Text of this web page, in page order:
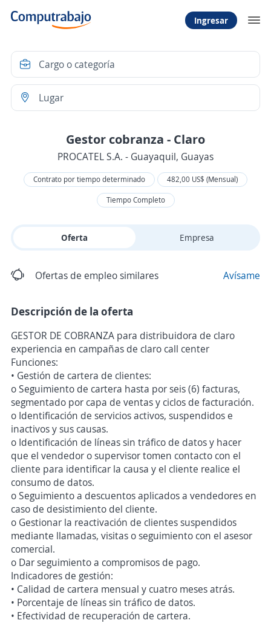
Ingresar
Gestor cobranza - Claro
PROCATEL S.A. - Guayaquil, Guayas
Contrato por tiempo determinado
482,00 US$ (Mensual)
Tiempo Completo
Oferta Empresa
Ofertas de empleo similares Avísame
Descripción de la oferta
GESTOR DE COBRANZA para distribuidora de claro
experiencia en campañas de claro call center
Funciones:
• Gestión de cartera de clientes:
o Seguimiento de cartera hasta por seis (6) facturas,
segmentado por capa de ventas y ciclos de facturación.
o Identificación de servicios activos, suspendidos e
inactivos y sus causas.
o Identificación de líneas sin tráfico de datos y hacer
que el vendedor o supervisor tomen contacto con el
cliente para identificar la causa y el cliente realice el
consumo de datos.
o Seguimiento a descuentos aplicados a vendedores en
caso de desistimiento del cliente.
o Gestionar la reactivación de clientes suspendidos
mediante llamadas, visitas o seguimiento con el asesor
comercial.
o Dar seguimiento a compromisos de pago.
Indicadores de gestión:
• Calidad de cartera mensual y cuatro meses atrás.
• Porcentaje de líneas sin tráfico de datos.
• Efectividad de recuperación de cartera.